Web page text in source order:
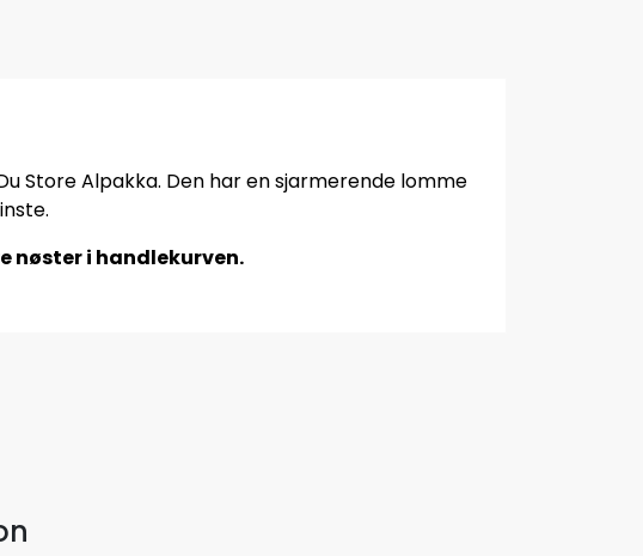
Store Alpakka. Den har en sjarmerende lomme
nøster i handlekurven.